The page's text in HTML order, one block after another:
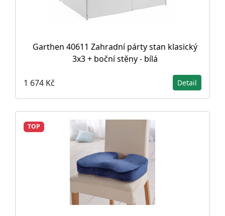
Garthen 40611 Zahradní párty stan klasický
3x3 + boční stěny - bílá
1 674 Kč Detail
TOP